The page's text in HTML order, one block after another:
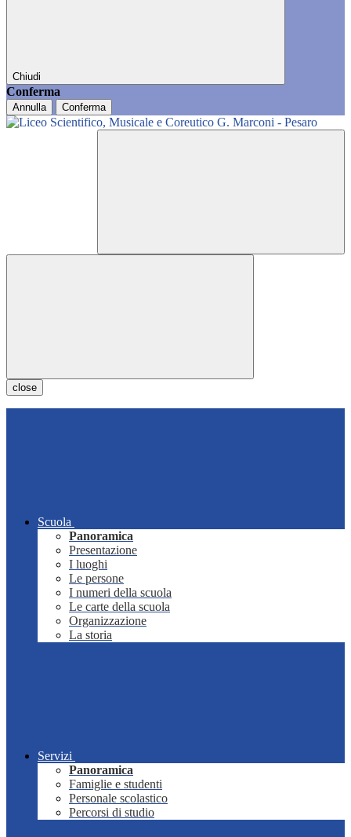
Chiudi
Conferma
Annulla Conferma
close
Scuola
Panoramica
Presentazione
I luoghi
Le persone
I numeri della scuola
Le carte della scuola
Organizzazione
La storia
Servizi
Panoramica
Famiglie e studenti
Personale scolastico
Percorsi di studio